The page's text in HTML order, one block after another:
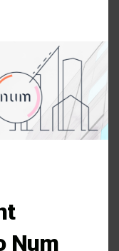
mon
Num